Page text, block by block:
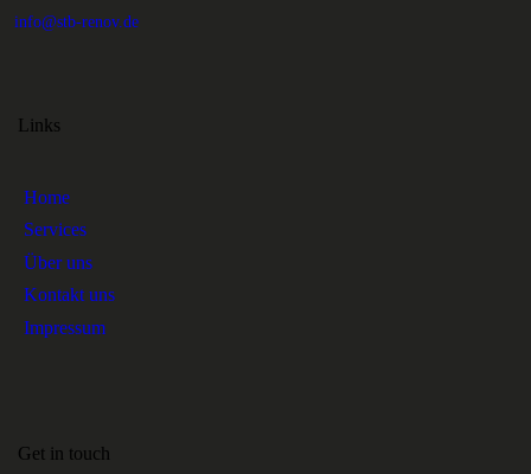
info@stb-renov.de
Links
Home
Services
Über uns
Kontakt uns
Impressum
Get in touch